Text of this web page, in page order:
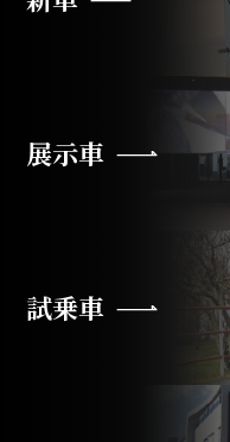
展示車
試乗車